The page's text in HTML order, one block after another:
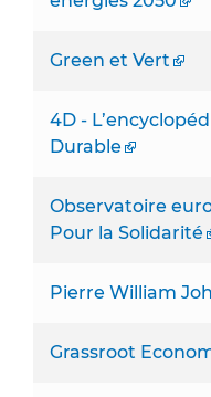
Green et Vert
4D -
Durable
Observatoire
Pour la Solidarité
Pierre William
Grassroot